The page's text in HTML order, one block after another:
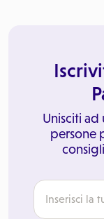
Unisciti
persone